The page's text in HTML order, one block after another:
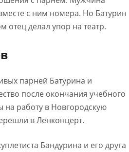
с ним номера. Но Батурин
отец делал упор на театр.
парней Батурина и
после окончания учебного
работу в Новгородскую
в Ленконцерт.
Бандурина и его друга